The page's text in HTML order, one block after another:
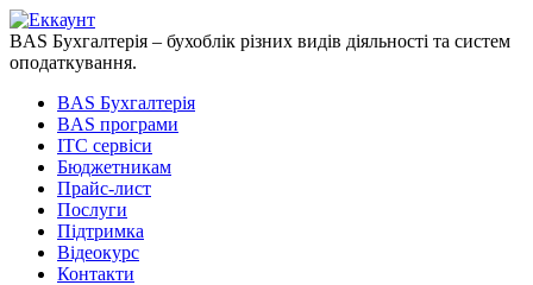
BAS Бухгалтерія – бухоблік різних видів діяльності та систем
оподаткування.
BAS Бухгалтерія
BAS програми
ІТС сервіси
Бюджетникам
Прайс-лист
Послуги
Підтримка
Відеокурс
Контакти